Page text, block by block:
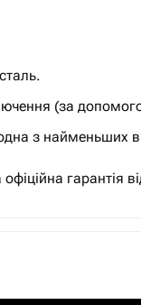
(за
з найменьших в
офіційна гарантія